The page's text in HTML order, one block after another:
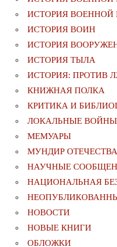
ИСТОРИЯ ВОЕННОЙ
ИСТОРИЯ ВОИН
ИСТОРИЯ
ИСТОРИЯ ТЫЛА
ИСТОРИЯ: ПРОТИВ
КНИЖНАЯ ПОЛКА
КРИТИКА И
ЛОКАЛЬНЫЕ ВОЙНЫ
МЕМУАРЫ
МУНДИР ОТЕЧЕСТВА
НАУЧНЫЕ
НАЦИОНАЛЬНАЯ
НОВОСТИ
НОВЫЕ КНИГИ
ОБЛОЖКИ